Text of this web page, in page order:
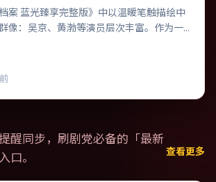
案 蓝光臻享完整版》中以温暖笔触描绘中
像：吴京、黄渤等演员层次丰富。作为一
从日常裂缝切入，逐步推向不可逆转的结
，情感落点克制有力。
醒同步，刷剧党必备的「最新
口。 查看更多